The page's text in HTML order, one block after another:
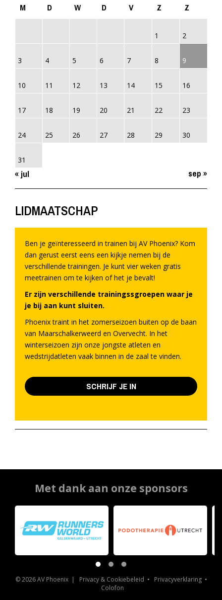
M
D W D V Z Z
1 2
3 4 5 6 7 8 9
10 11 12 13 14 15 16
17 18 19 20 21 22 23
24 25 26 27 28 29 30
31
« jul sep »
LIDMAATSCHAP
Ben je geïnteresseerd in trainen bij AV Phoenix? Kom
dan gerust eerst eens een kijkje nemen bij de
verschillende trainingen. Je kunt vier weken gratis
meetrainen om te kijken of het je bevalt!
Er zijn verschillende trainingssgroepen waar je
je bij aan kunt sluiten.
Phoenix traint in het zomerseizoen buiten op de baan
van Maarschalkerweerd en Overvecht. In het
winterseizoen zijn onze jongste atleten en
wedstrijdatleten vaak binnen in de zaal te vinden.
SCHRIJF JE IN
Met dank aan onze sponsors
© 2026 AV Phoenix | Privacy & Cookiebeleid • Privacyverklaring•
Colofon